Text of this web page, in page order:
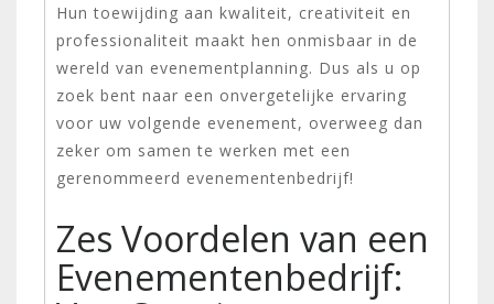
Hun toewijding aan kwaliteit, creativiteit en
professionaliteit maakt hen onmisbaar in de
wereld van evenementplanning. Dus als u op
zoek bent naar een onvergetelijke ervaring
voor uw volgende evenement, overweeg dan
zeker om samen te werken met een
gerenommeerd evenementenbedrijf!
Zes Voordelen van een
Evenementenbedrijf: